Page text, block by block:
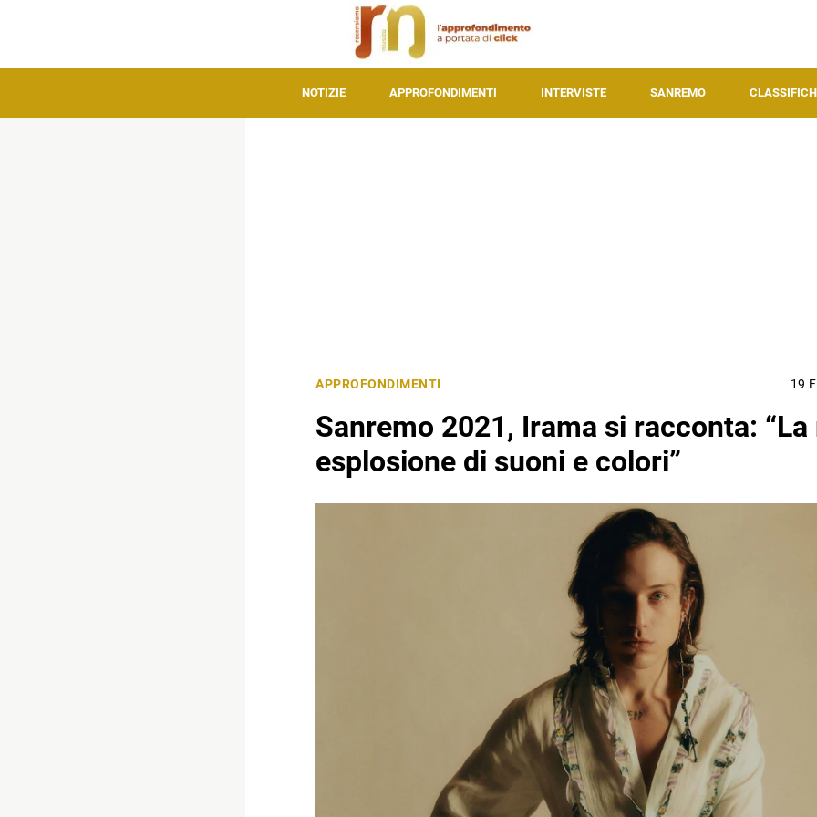
NOTIZIE APPROFONDIMENTI INTERVISTE SANREMO
APPROFONDIMENTI 19
Sanremo 2021, Irama si racconta: “La
esplosione di suoni e colori”